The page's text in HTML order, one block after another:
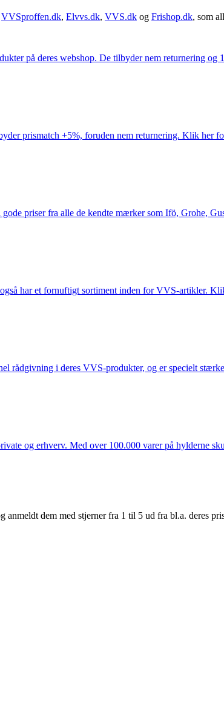
VVSproffen.dk, Elvvs.dk, VVS.dk og Frishop.dk, som
på deres webshop. De tilbyder nem returnering og
prismatch +5%, foruden nem returnering. Klik her
priser fra alle de kendte mærker som Ifö, Grohe,
har et fornuftigt sortiment inden for VVS-artikler.
rådgivning i deres VVS-produkter, og er specielt
og erhverv. Med over 100.000 varer på hylderne
anmeldt dem med stjerner fra 1 til 5 ud fra bl.a. deres